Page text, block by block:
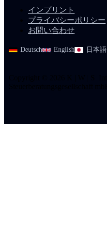
インプリント
プライバシーポリシー
お問い合わせ
Deutsch English 日本語